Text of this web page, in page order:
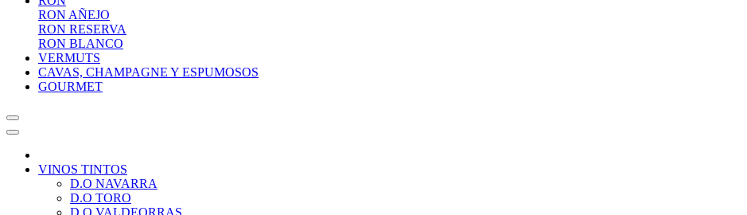
RON AÑEJO
RON RESERVA
RON BLANCO
VERMUTS
CAVAS, CHAMPAGNE Y ESPUMOSOS
GOURMET
VINOS TINTOS
D.O NAVARRA
D.O TORO
D.O VALDEORRAS